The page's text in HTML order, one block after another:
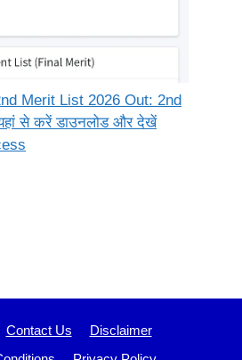
Merit List 2026 Out: 2nd
से करें डाउनलोड और देखें
Contact Us
Disclaimer